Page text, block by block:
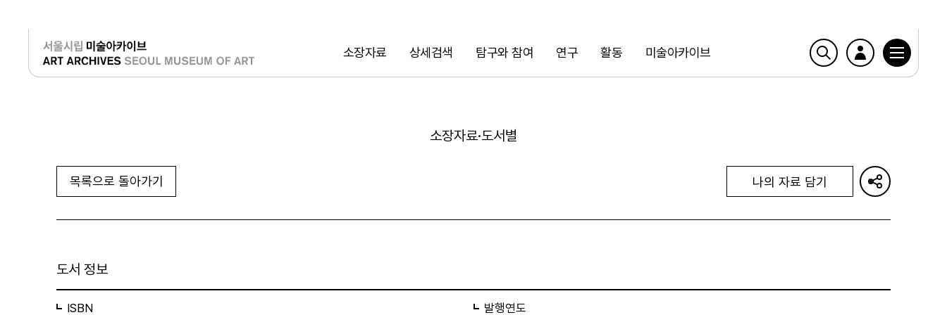
소장자료 상세검색 탐구와 참여 연구 활동 미술아카이브
검색
로그인
소장자료·도서별
목록으로 돌아가기 나의 자료 담기
도서 정보
ISBN 발행연도